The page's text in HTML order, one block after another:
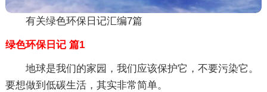
有关绿色环保日记汇编7篇
绿色环保日记 篇1
地球是我们的家园，我们应该保护它，不要污染它。
要想做到低碳生活，其实非常简单。